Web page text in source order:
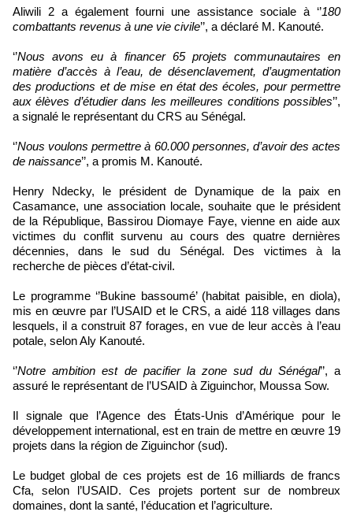
Aliwili 2 a également fourni une assistance sociale à ‘’180
combattants revenus à une vie civile’’, a déclaré M. Kanouté.
‘’Nous avons eu à financer 65 projets communautaires en
matière d’accès à l’eau, de désenclavement, d’augmentation
des productions et de mise en état des écoles, pour permettre
aux élèves d’étudier dans les meilleures conditions possibles’’,
a signalé le représentant du CRS au Sénégal.
‘’Nous voulons permettre à 60.000 personnes, d’avoir des actes
de naissance’’, a promis M. Kanouté.
Henry Ndecky, le président de Dynamique de la paix en
Casamance, une association locale, souhaite que le président
de la République, Bassirou Diomaye Faye, vienne en aide aux
victimes du conflit survenu au cours des quatre dernières
décennies, dans le sud du Sénégal. Des victimes à la
recherche de pièces d’état-civil.
Le programme ‘’Bukine bassoumé’ (habitat paisible, en diola),
mis en œuvre par l’USAID et le CRS, a aidé 118 villages dans
lesquels, il a construit 87 forages, en vue de leur accès à l’eau
potale, selon Aly Kanouté.
‘’Notre ambition est de pacifier la zone sud du Sénégal’’, a
assuré le représentant de l’USAID à Ziguinchor, Moussa Sow.
Il signale que l’Agence des États-Unis d’Amérique pour le
développement international, est en train de mettre en œuvre 19
projets dans la région de Ziguinchor (sud).
Le budget global de ces projets est de 16 milliards de francs
Cfa, selon l’USAID. Ces projets portent sur de nombreux
domaines, dont la santé, l’éducation et l’agriculture.